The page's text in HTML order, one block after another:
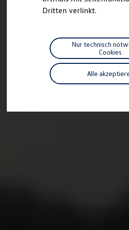
Modellspezifisches
Individualisieren
Wallbox und
Digitale Extras
Dienste für Ihr
Volkswagen Apps,
Handy und
Vorgängermodelle
Dritten verlinkt.
Alle
Nur technisch
Cookies